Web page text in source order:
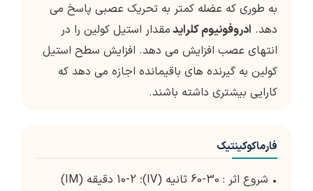
به طوری که عضله کمتر به تحریک عصبی پاسخ می
دهد. ادروفونیوم کلرایدمقدار استیل کولین را در
انتهای عصب افزایش می دهد. افزایش سطح استیل
کولین به گیرنده های باقیمانده اجازه می دهد که
کارایی بیشتری داشته باشند.
فارماکوکینتیک
• شروع اثر : 30-60 ثانیه (IV)؛ 2-10 دقیقه (IM)